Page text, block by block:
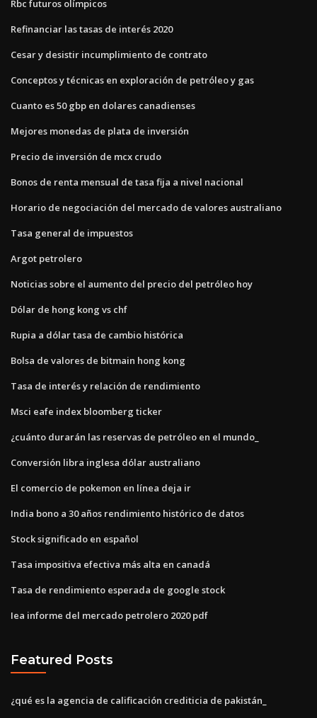
Rbc futuros olímpicos
Refinanciar las tasas de interés 2020
Cesar y desistir incumplimiento de contrato
Conceptos y técnicas en exploración de petróleo y gas
Cuanto es 50 gbp en dolares canadienses
Mejores monedas de plata de inversión
Precio de inversión de mcx crudo
Bonos de renta mensual de tasa fija a nivel nacional
Horario de negociación del mercado de valores australiano
Tasa general de impuestos
Argot petrolero
Noticias sobre el aumento del precio del petróleo hoy
Dólar de hong kong vs chf
Rupia a dólar tasa de cambio histórica
Bolsa de valores de bitmain hong kong
Tasa de interés y relación de rendimiento
Msci eafe index bloomberg ticker
¿cuánto durarán las reservas de petróleo en el mundo_
Conversión libra inglesa dólar australiano
El comercio de pokemon en línea deja ir
India bono a 30 años rendimiento histórico de datos
Stock significado en español
Tasa impositiva efectiva más alta en canadá
Tasa de rendimiento esperada de google stock
Iea informe del mercado petrolero 2020 pdf
Featured Posts
¿qué es la agencia de calificación crediticia de pakistán_